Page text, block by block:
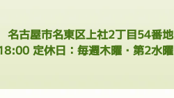
古屋市名東区上社2丁目54番地
定休日：毎週木曜・第2水曜